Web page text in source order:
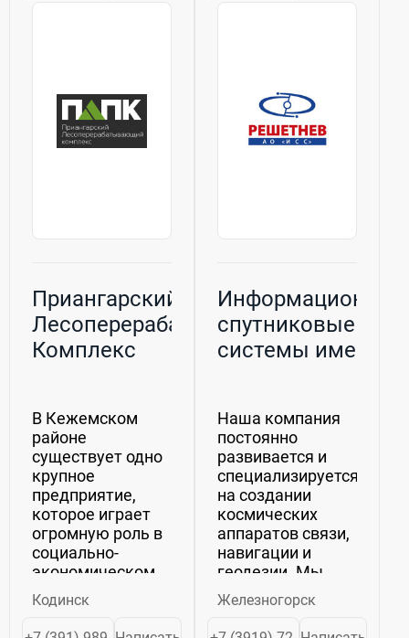
клиентам
кузнечного
различных
изделий ...
Приангарский
Лесоперерабатывающий
Комплекс
В Кежемском
районе
существует одно
крупное
предприятие,
которое играет
огромную роль в
социально-
экономическом
развитии
региона. Это
Приангарский
Кодинск
Информационные
спутниковые
системы имени
Наша компания
постоянно
развивается и
специализируется
на создании
космических
аппаратов связи,
навигации и
геодезии. Мы
стремимся
удовлетворять
потребности как
Железногорск